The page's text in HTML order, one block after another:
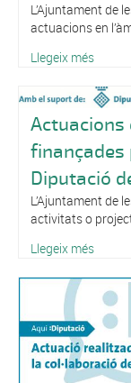
L’Ajuntament de
actuacions en
Llegeix més
Actuacions
finançades
Diputació
L’Ajuntament de
activitats o
Llegeix més